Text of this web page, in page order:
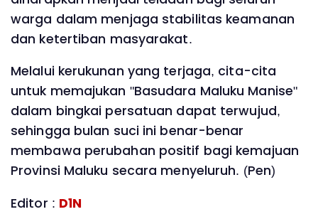
warga dalam menjaga stabilitas keamanan
dan ketertiban masyarakat.
Melalui kerukunan yang terjaga, cita-cita
untuk memajukan "Basudara Maluku Manise"
dalam bingkai persatuan dapat terwujud,
sehingga bulan suci ini benar-benar
membawa perubahan positif bagi kemajuan
Provinsi Maluku secara menyeluruh. (Pen)
Editor : D1N